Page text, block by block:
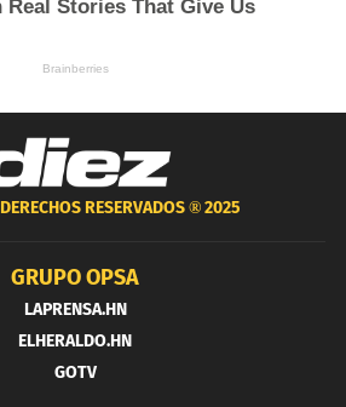
RESERVADOS ®2025
GRUPO OPSA
LAPRENSA.HN
ELHERALDO.HN
GOTV